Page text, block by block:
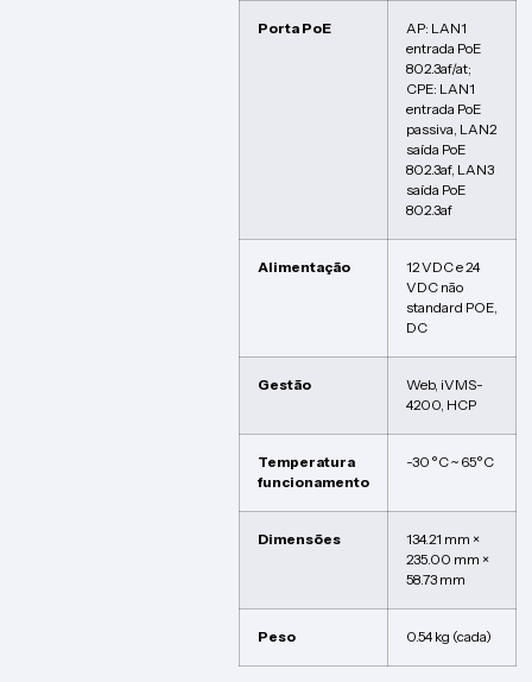
Porta PoE
AP: LAN1
entrada PoE
802.3af/at;
CPE: LAN1
entrada PoE
passiva, LAN2
saída PoE
802.3af, LAN3
saída PoE
802.3af
Alimentação
12 VDC e 24
VDC não
standard POE,
DC
Gestão
Web, iVMS-
4200, HCP
Temperatura
funcionamento
-30 °C ~ 65°C
Dimensões
134.21 mm ×
235.00 mm ×
58.73 mm
Peso 0.54 kg (cada)